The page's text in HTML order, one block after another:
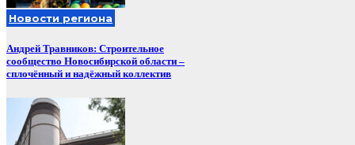
Новости региона
Андрей Травников: Строительное
сообщество Новосибирской области –
сплочённый и надёжный коллектив